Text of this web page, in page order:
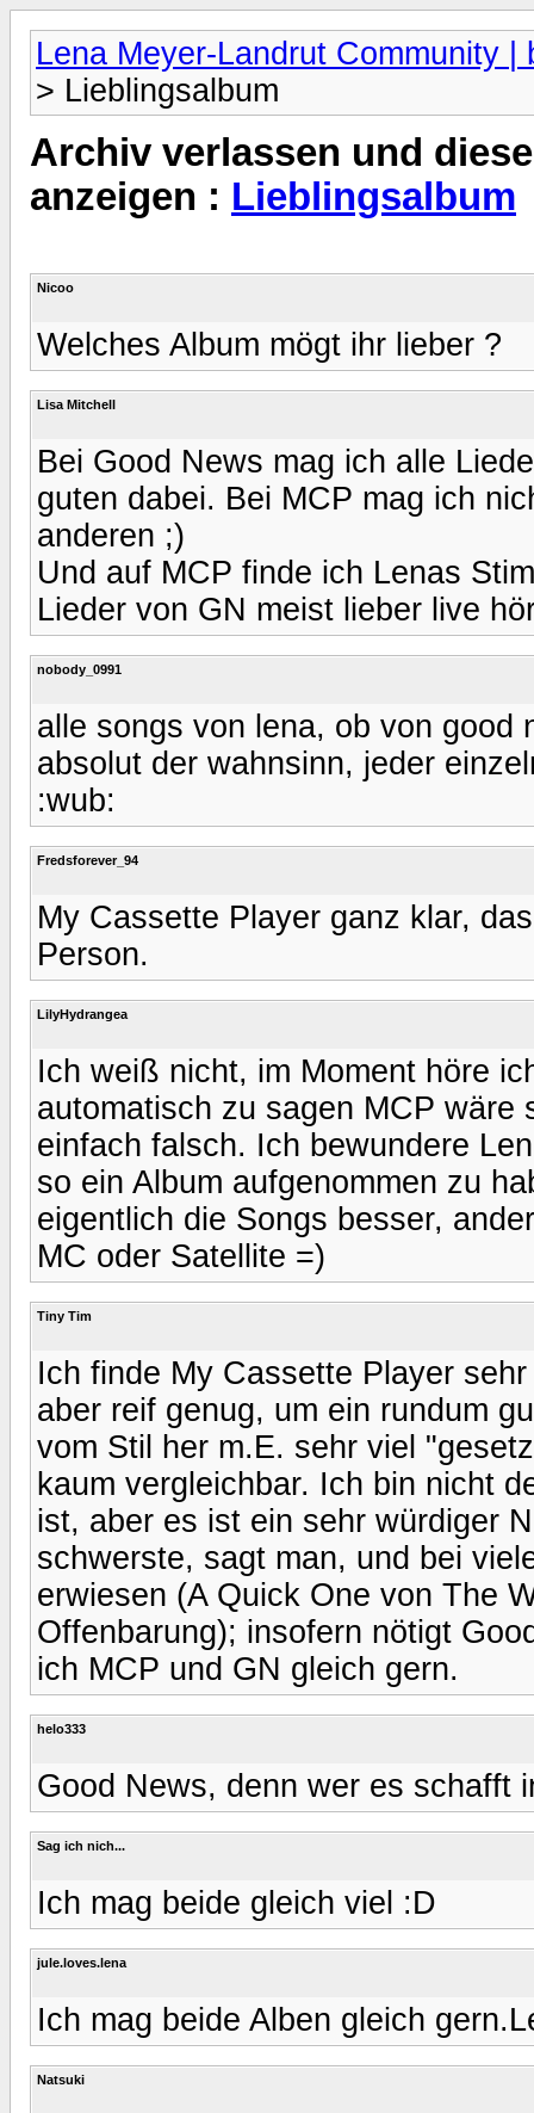
Lena Meyer-Landrut Community |
> Lieblingsalbum
Archiv verlassen und
anzeigen : Lieblingsalbum
Nicoo
Welches Album mögt ihr lieber ?
Lisa Mitchell
Bei Good News mag ich alle
guten dabei. Bei MCP mag ich
anderen ;)
Und auf MCP finde ich Lenas
Lieder von GN meist lieber live
nobody_0991
alle songs von lena, ob von good
absolut der wahnsinn, jeder
:wub:
Fredsforever_94
My Cassette Player ganz klar,
Person.
LilyHydrangea
Ich weiß nicht, im Moment höre
automatisch zu sagen MCP wäre
einfach falsch. Ich bewundere
so ein Album aufgenommen zu
eigentlich die Songs besser,
MC oder Satellite =)
Tiny Tim
Ich finde My Cassette Player
aber reif genug, um ein rundum
vom Stil her m.E. sehr viel
kaum vergleichbar. Ich bin nicht
ist, aber es ist ein sehr würdiger
schwerste, sagt man, und bei
erwiesen (A Quick One von The
Offenbarung); insofern nötigt
ich MCP und GN gleich gern.
helo333
Good News, denn wer es schafft
Sag ich nich...
Ich mag beide gleich viel :D
jule.loves.lena
Ich mag beide Alben gleich
Natsuki